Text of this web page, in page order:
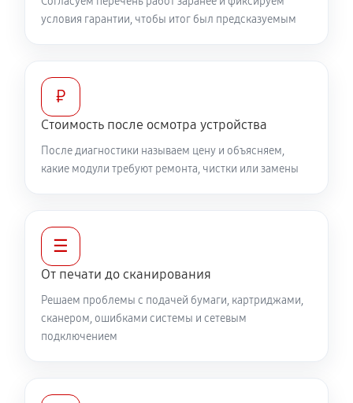
условия гарантии, чтобы итог был предсказуемым
₽
Стоимость после осмотра устройства
После диагностики называем цену и объясняем,
какие модули требуют ремонта, чистки или замены
☰
От печати до сканирования
Решаем проблемы с подачей бумаги, картриджами,
сканером, ошибками системы и сетевым
подключением